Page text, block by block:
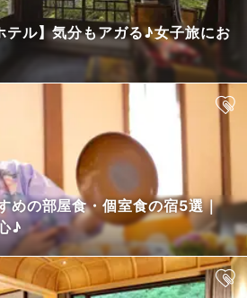
テル】気分もアガる♪女子旅にお
めの部屋食・個室食の宿5選｜
♪